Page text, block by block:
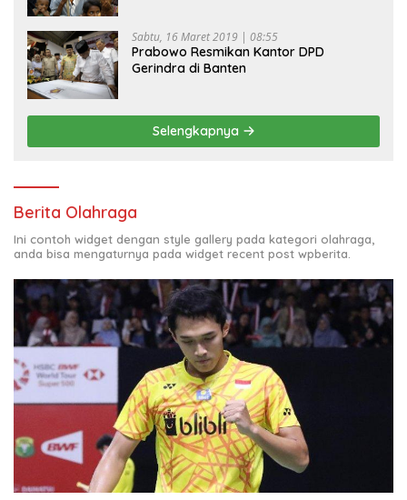
Sabtu, 16 Maret 2019 | 08:55
Prabowo Resmikan Kantor DPD
Gerindra di Banten
Selengkapnya
Berita Olahraga
Ini contoh widget dengan style gallery pada kategori olahraga,
anda bisa mengaturnya pada widget recent post wpberita.